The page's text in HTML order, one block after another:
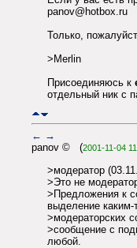
panov@hotbox.ru
Только,
>Merlin
Присоединяюсь к
отдельный ник с
← →
panov © (2001-11-04
>модератор
>Это не
>Предложения к
выделение каким-
>модераторских
>сообщение с
любой.